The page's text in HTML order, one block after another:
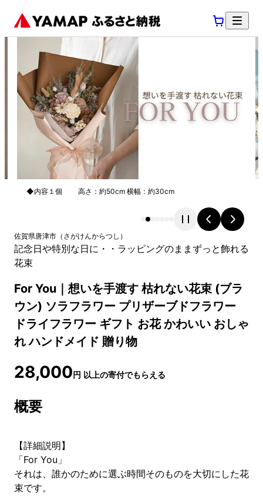
◆内容１個 高さ：約50cm 横幅：約30cm
佐賀県唐津市 （ さがけんからつし ）
記念日や特別な日に・・ラッピングのままずっと飾れる
花束
For You｜想いを手渡す 枯れない花束 (ブラ
ウン) ソラフラワー プリザーブドフラワー
ドライフラワー ギフト お花 かわいい おしゃ
れ ハンドメイド 贈り物
28,000円 以上の寄付でもらえる
概要
【詳細説明】
「For You」
それは、誰かのために選ぶ時間そのものを大切にした花
束です。